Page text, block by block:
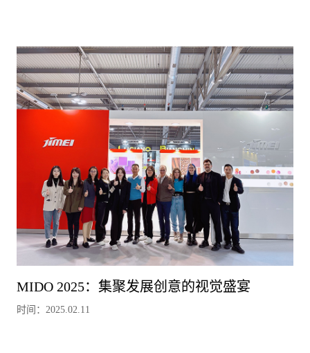
MIDO 2025：集聚发展创意的视觉盛宴
时间：2025.02.11